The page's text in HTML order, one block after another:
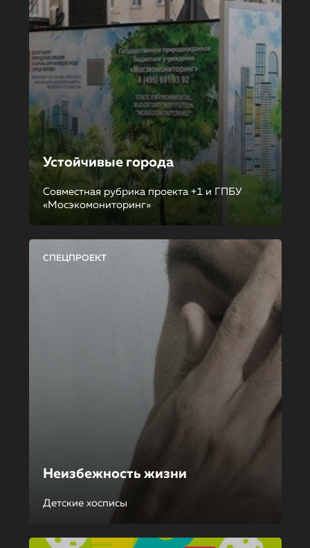
Устойчивые города
Совместная рубрика проекта +1 и ГПБУ
«Мосэкомониторинг»
СПЕЦПРОЕКТ
Неизбежность жизни
Детские хосписы